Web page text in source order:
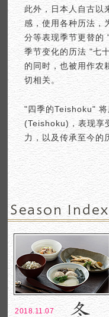
此外，日本人自古以
感，使用各种历法，
分等表现季节更替的
季节变化的历法 "七
的同时，也被用作农
切相关。
"四季的Teishoku"
(Teishoku)，表现享
力，以及传承至今的
2018.11.07